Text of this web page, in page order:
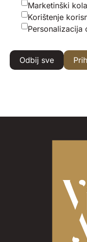
Marketinški
Korištenje
Personalizacija
Odbij sve